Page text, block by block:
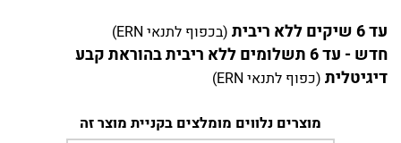
עד 6 שיקים ללא ריבית (בכפוף לתנאי ERN)
חדש - עד 6 תשלומים ללא ריבית בהוראת קבע
דיגיטלית (כפוף לתנאי ERN)
מוצרים נלווים מומלצים בקניית מוצר זה